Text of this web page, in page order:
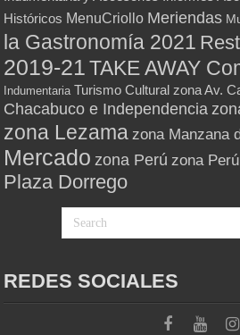
Históricos MenuCriollo Meriendas
la Gastronomía 2021
2019-21 TAKE AWAY
Indumentaria Turismo Cultural zona Av.
Chacabuco e Independencia
zona Lezama zona Manzana
Mercado zona Perú zona
Plaza Dorrego
REDES SOCIALES